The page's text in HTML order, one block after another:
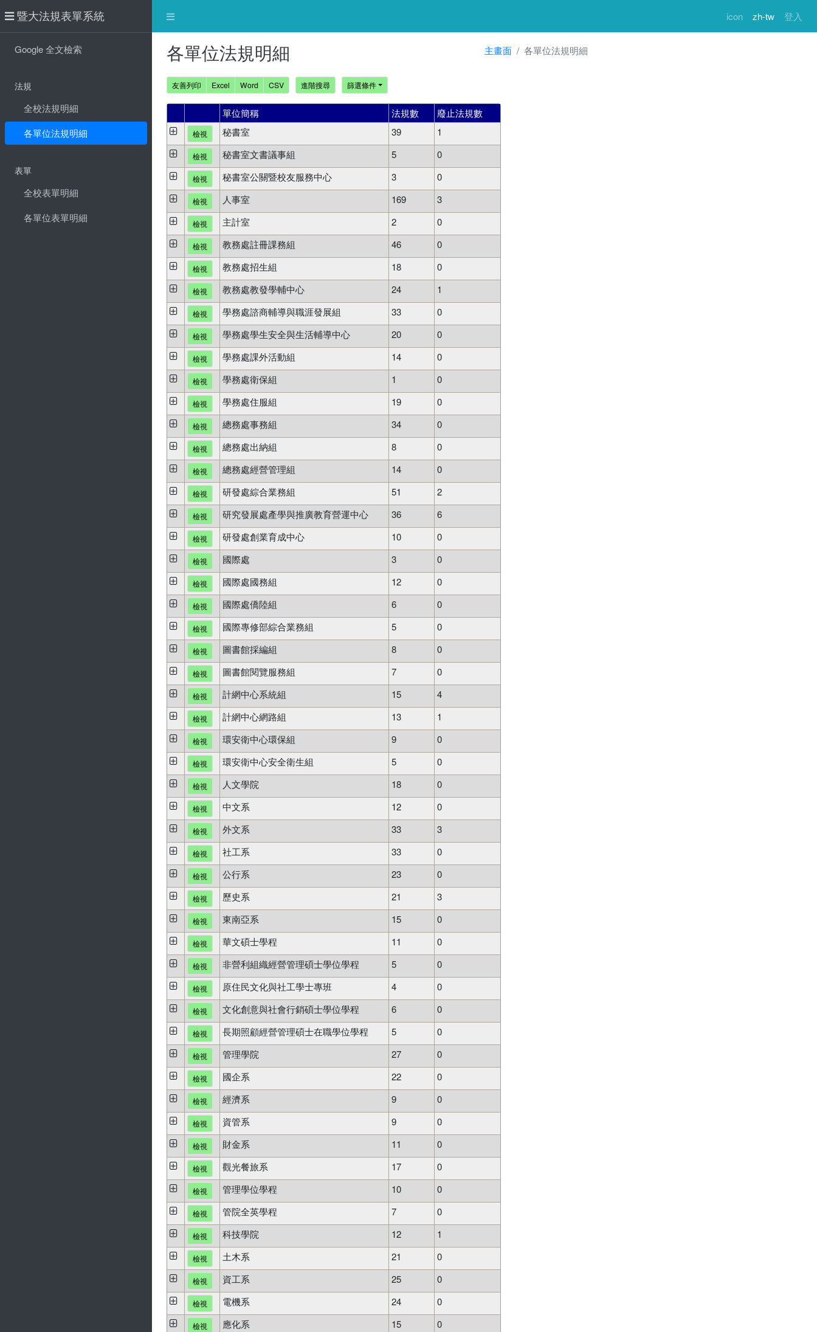
icon zh-tw 登入
暨大法規表單系統
Google 全文檢索
法規
全校法規明細
各單位法規明細
表單
全校表單明細
各單位表單明細
各單位法規明細 主畫面 各單位法規明細
友善列印 Excel Word CSV 進階搜尋 篩選條件
單位簡稱 法規數 廢止法規數
檢視 秘書室 39 1
檢視 秘書室文書議事組 5 0
檢視 秘書室公關暨校友服務中心 3 0
檢視 人事室 169 3
檢視 主計室 2 0
檢視 教務處註冊課務組 46 0
檢視 教務處招生組 18 0
檢視 教務處教發學輔中心 24 1
檢視 學務處諮商輔導與職涯發展組 33 0
檢視 學務處學生安全與生活輔導中心 20 0
檢視 學務處課外活動組 14 0
檢視 學務處衛保組 1 0
檢視 學務處住服組 19 0
檢視 總務處事務組 34 0
檢視 總務處出納組 8 0
檢視 總務處經營管理組 14 0
檢視 研發處綜合業務組 51 2
檢視 研究發展處產學與推廣教育營運中心 36 6
檢視 研發處創業育成中心 10 0
檢視 國際處 3 0
檢視 國際處國務組 12 0
檢視 國際處僑陸組 6 0
檢視 國際專修部綜合業務組 5 0
檢視 圖書館採編組 8 0
檢視 圖書館閱覽服務組 7 0
檢視 計網中心系統組 15 4
檢視 計網中心網路組 13 1
檢視 環安衛中心環保組 9 0
檢視 環安衛中心安全衛生組 5 0
檢視 人文學院 18 0
檢視 中文系 12 0
檢視 外文系 33 3
檢視 社工系 33 0
檢視 公行系 23 0
檢視 歷史系 21 3
檢視 東南亞系 15 0
檢視 華文碩士學程 11 0
檢視 非營利組織經營管理碩士學位學程 5 0
檢視 原住民文化與社工學士專班 4 0
檢視 文化創意與社會行銷碩士學位學程 6 0
檢視 長期照顧經營管理碩士在職學位學程 5 0
檢視 管理學院 27 0
檢視 國企系 22 0
檢視 經濟系 9 0
檢視 資管系 9 0
檢視 財金系 11 0
檢視 觀光餐旅系 17 0
檢視 管理學位學程 10 0
檢視 管院全英學程 7 0
檢視 科技學院 12 1
檢視 土木系 21 0
檢視 資工系 25 0
檢視 電機系 24 0
檢視 應化系 15 0